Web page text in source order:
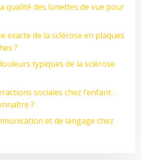
qualité des lunettes de vue pour
exacte de la sclérose en plaques
?
typiques de la sclérose
sociales chez l’enfant :
?
et de langage chez